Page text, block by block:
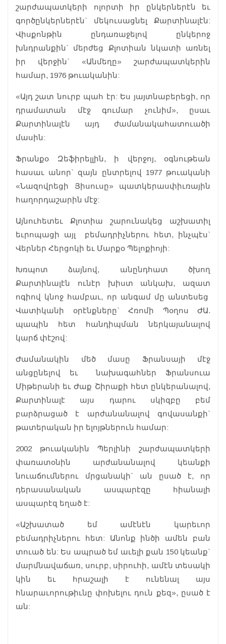
շարժապատկերի ոլորտի իր ընկերներէն եւ
գործընկերներէն` մեկուսացնել Քարտինալէն:
Վիսքոնթին ընդառաջելով ընկերոջ
խնդրանքին` մերժեց Քլոտիան նկատի առնել
իր վերջին` «Անմեղը» շարժապատկերին
համար, 1976 թուականին:
«Այդ շատ նուրբ պահ էր: Ես յայտնաբերեցի, որ
դրամատան մէջ գումար չունիմ», ըսաւ
Քարտինալէն այդ ժամանակահատուածի
մասին:
Ֆրանքօ Զեֆիրելլին, ի վերջոյ, օգնութեան
հասաւ անոր` զայն ընտրելով 1977 թուականի
«Նազովրեցի Յիսուսը» պատկերասփիւռային
հաղորդաշարին մէջ:
Այնուհետեւ Քլոտիա շարունակեց աշխատիլ
եւրոպացի այլ բեմադրիչներու հետ, ինչպէս`
Վերներ Հերցոկի եւ Մարքօ Պելոքիոյի:
Խռպոտ ձայնով, անընդհատ ծխող
Քարտինալէն ունէր խիստ անկախ, ազատ
ոգիով կնոջ համբաւ, որ անգամ մը անտեսեց
Վատիկանի օրէնքները` Հռոմի Պօղոս ԺԱ.
պապին հետ հանդիպման ներկայանալով
կարճ փէշով:
Ժամանակին մեծ մասը Ֆրանսայի մէջ
անցընելով եւ նախագահներ Ֆրանսուա
Միթերանի եւ Ժաք Շիրաքի հետ ընկերանալով,
Քարտինալէ այս դարու սկիզբը բեմ
բարձրացած է արժանանալով գովասանքի`
թատերական իր ելոյթներուն համար:
2002 թուականին Պերլինի շարժապատկերի
փառատօնին արժանանալով կեանքի
նուաճումներու մրցանակի` ան ըսած է, որ
դերասանական ասպարէզը հիանալի
ասպարէզ եղած է:
«Աշխատած եմ ամէնէն կարեւոր
բեմադրիչներու հետ: Անոնք ինծի ամեն բան
տուած են: Ես ապրած եմ աւելի քան 150 կեանք`
մարմնավաճառ, սուրբ, սիրուհի, ամէն տեսակի
կին եւ հրաշալի է ունենալ այս
հնարաւորութիւնը փոխելու դուն քեզ», ըսած է
ան: